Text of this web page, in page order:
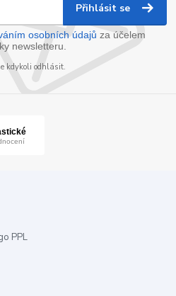
Přihlásit se
osobních údajů za účelem
newsletteru.
kdykoli odhlásit.